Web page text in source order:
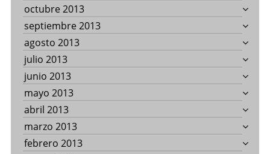
octubre 2013
septiembre 2013
agosto 2013
julio 2013
junio 2013
mayo 2013
abril 2013
marzo 2013
febrero 2013